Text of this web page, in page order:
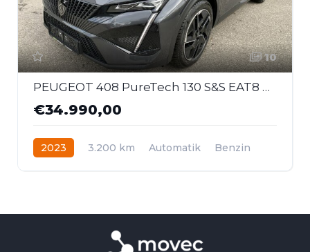
10
PEUGEOT 408 PureTech 130 S&S EAT8 GT
€34.990,00
2023 3.200 km Automatik
Benzin